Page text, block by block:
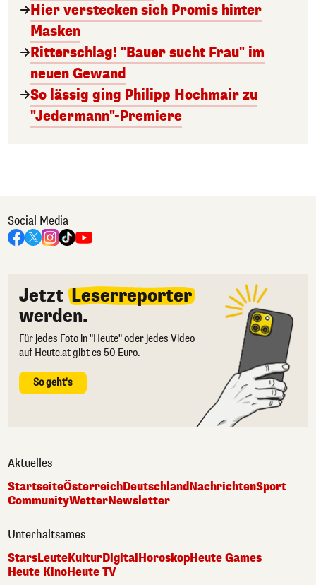
Hier verstecken sich Promis hinter
Masken
Ritterschlag! "Bauer sucht Frau" im
neuen Gewand
So lässig ging Philipp Hochmair zu
"Jedermann"-Premiere
Social Media
Jetzt Leserreporter
werden.
Für jedes Foto in "Heute" oder jedes Video
auf Heute.at gibt es 50 Euro.
So geht's
Aktuelles
StartseiteÖsterreichDeutschlandNachrichtenSport
CommunityWetterNewsletter
Unterhaltsames
StarsLeuteKulturDigital HoroskopHeute Games
Heute KinoHeute TV